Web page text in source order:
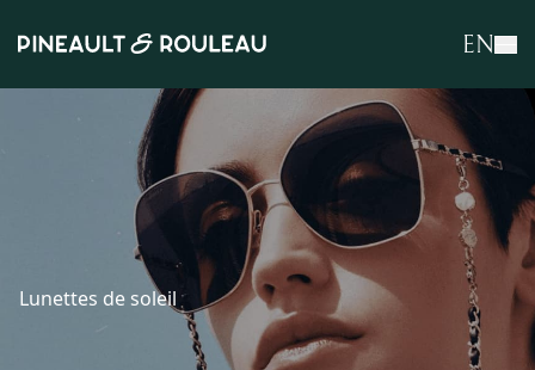
EN
Lunettes de soleil